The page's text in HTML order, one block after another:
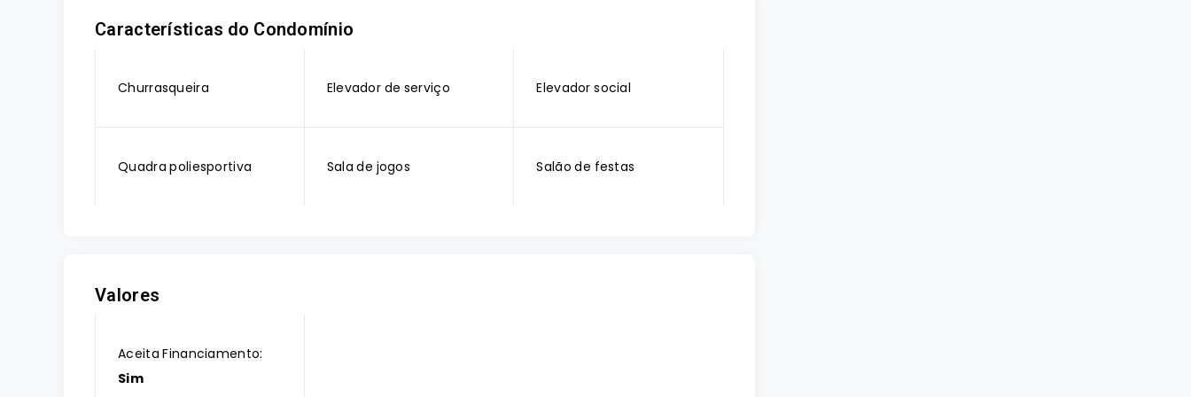
Características do Condomínio
Churrasqueira Elevador de serviço Elevador social
Quadra poliesportiva Sala de jogos Salão de festas
Valores
Aceita Financiamento:
Sim